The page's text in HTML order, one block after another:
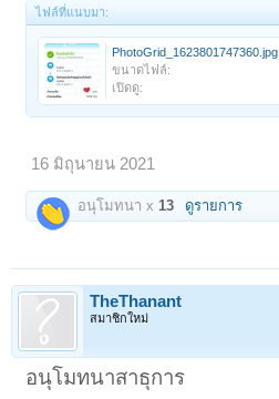
ไฟล์ที่แนบมา:
PhotoGrid_1623801747360.jpg
ขนาดไฟล์:
เปิดดู:
16 มิถุนายน 2021
อนุโมทนา x13 ดูรายการ
TheThanant
สมาชิกใหม่
อนุโมทนาสาธุการ